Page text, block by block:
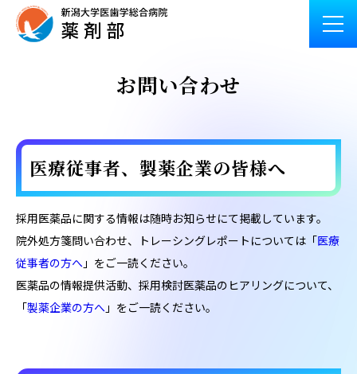
お問い合わせ
医療従事者、製薬企業の皆様へ
採用医薬品に関する情報は随時お知らせにて掲載しています。
院外処方箋問い合わせ、トレーシングレポートについては「医療
従事者の方へ 」をご一読ください。
医薬品の情報提供活動、採用検討医薬品のヒアリングについて、
「製薬企業の方へ 」をご一読ください。